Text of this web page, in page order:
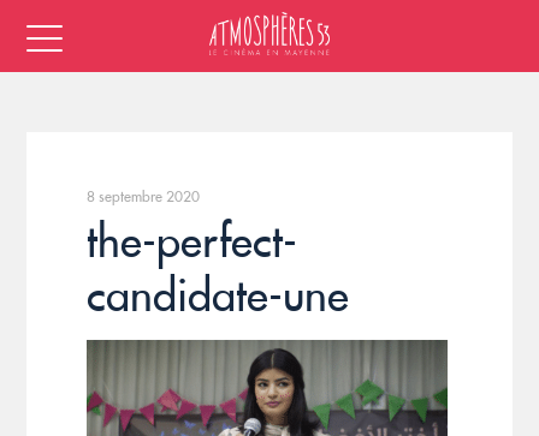
8 septembre 2020
the-perfect-
candidate-une